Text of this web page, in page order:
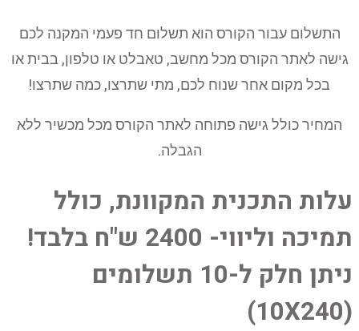
התשלום עבור הקורס הוא תשלום חד פעמי המקנה לכם
גישה לאתר הקורס מכל מחשב, טאבלט או טלפון, בבית או
בכל מקום אחר שנוח לכם, מתי שתרצו, כמה שתרצו!
המחיר כולל גישה פתוחה לאתר הקורס מכל מכשיר ללא
הגבלה.
עלות התכנית המקוונת, כולל
תמיכה וליווי- 2400 ש"ח בלבד!
ניתן חלק ל-10 תשלומים
(10X240)